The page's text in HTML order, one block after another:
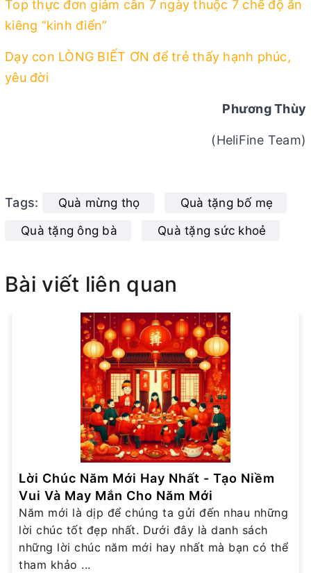
Top thực đơn giảm cân 7 ngày thuộc 7 chế độ ăn
kiêng “kinh điển”
Dạy con LÒNG BIẾT ƠN để trẻ thấy hạnh phúc,
yêu đời
Phương Thùy
(HeliFine Team)
Tags: Quà mừng thọ
Quà tặng bố mẹ
Quà tặng ông bà
Quà tặng sức khoẻ
Bài viết liên quan
Lời Chúc Năm Mới Hay Nhất - Tạo Niềm
Vui Và May Mắn Cho Năm Mới
Năm mới là dịp để chúng ta gửi đến nhau những
lời chúc tốt đẹp nhất. Dưới đây là danh sách
những lời chúc năm mới hay nhất mà bạn có thể
tham khảo ...